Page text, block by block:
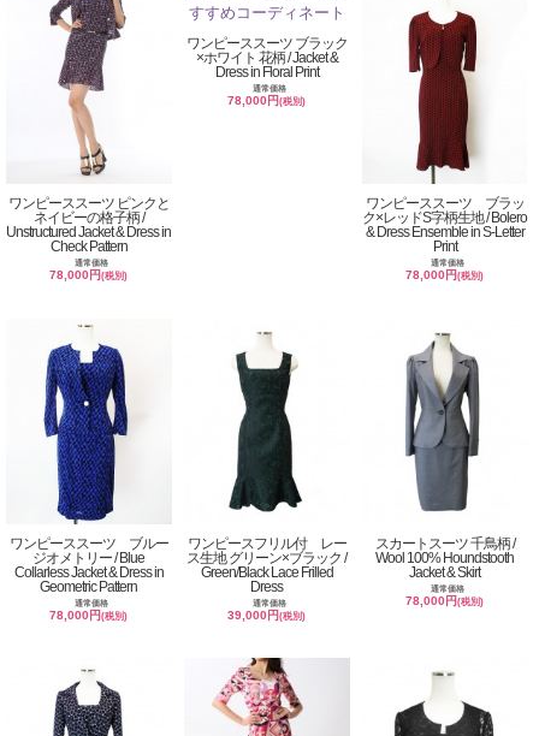
ワンピーススーツ ピンクと
ネイビーの格子柄 /
Unstructured Jacket & Dress in
Check Pattern
通常価格
78,000円(税別)
ワンピーススーツ ブラック
×ホワイト 花柄 / Jacket &
Dress in Floral Print
通常価格
78,000円(税別)
ワンピーススーツ ブラッ
ク×レッドS字柄生地 / Bolero
& Dress Ensemble in S-Letter
Print
通常価格
78,000円(税別)
ワンピーススーツ ブルー
ジオメトリー / Blue
Collarless Jacket & Dress in
Geometric Pattern
通常価格
78,000円(税別)
ワンピースフリル付 レー
ス生地 グリーン×ブラック /
Green/Black Lace Frilled
Dress
通常価格
39,000円(税別)
スカートスーツ 千鳥柄 /
Wool 100% Houndstooth
Jacket & Skirt
通常価格
78,000円(税別)